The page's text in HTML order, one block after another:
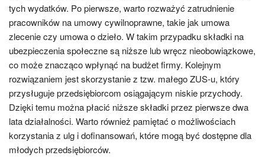
tych wydatków. Po pierwsze, warto rozważyć zatrudnienie
pracowników na umowy cywilnoprawne, takie jak umowa
zlecenie czy umowa o dzieło. W takim przypadku składki na
ubezpieczenia społeczne są niższe lub wręcz nieobowiązkowe,
co może znacząco wpłynąć na budżet firmy. Kolejnym
rozwiązaniem jest skorzystanie z tzw. małego ZUS-u, który
przysługuje przedsiębiorcom osiągającym niskie przychody.
Dzięki temu można płacić niższe składki przez pierwsze dwa
lata działalności. Warto również pamiętać o możliwościach
korzystania z ulg i dofinansowań, które mogą być dostępne dla
młodych przedsiębiorców.